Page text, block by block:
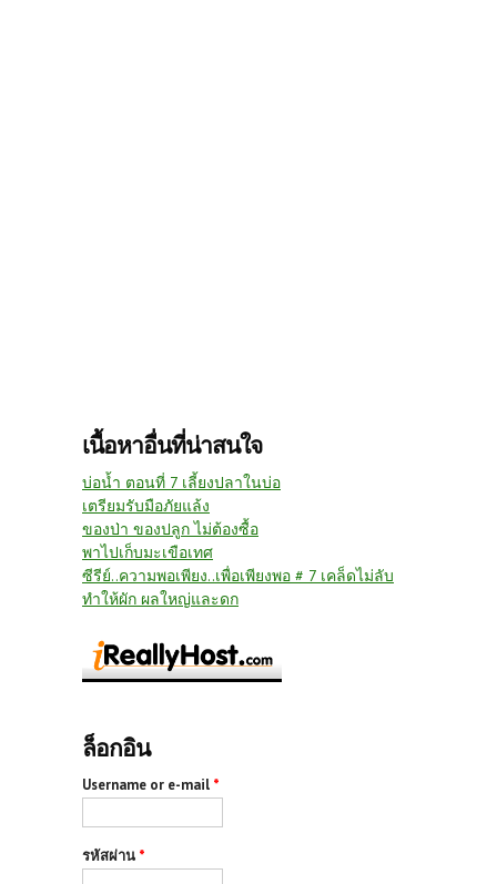
เนื้อหาอื่นที่น่าสนใจ
บ่อน้ำ ตอนที่ 7 เลี้ยงปลาในบ่อ
เตรียมรับมือภัยแล้ง
ของป่า ของปลูก ไม่ต้องซื้อ
พาไปเก็บมะเขือเทศ
ซีรีย์..ความพอเพียง..เพื่อเพียงพอ # 7 เคล็ดไม่ลับ
ทำให้ผัก ผลใหญ่และดก
ล็อกอิน
Username or e-mail *
รหัสผ่าน *